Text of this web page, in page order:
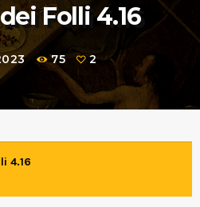
Folli 4.16
75 2
4.16